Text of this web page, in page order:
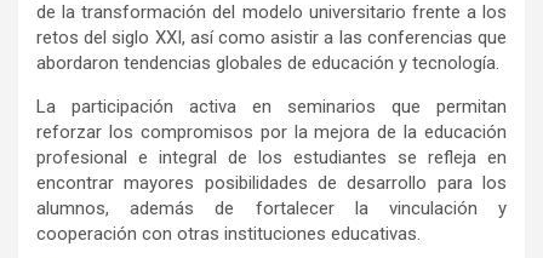
de la transformación del modelo universitario frente a los
retos del siglo XXI, así como asistir a las conferencias que
abordaron tendencias globales de educación y tecnología.
La participación activa en seminarios que permitan
reforzar los compromisos por la mejora de la educación
profesional e integral de los estudiantes se refleja en
encontrar mayores posibilidades de desarrollo para los
alumnos, además de fortalecer la vinculación y
cooperación con otras instituciones educativas.